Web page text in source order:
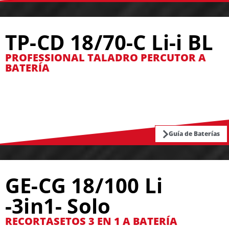
TP-CD 18/70-C Li-i BL
PROFESSIONAL TALADRO PERCUTOR A
BATERÍA
Guía de Baterías
GE-CG 18/100 Li
-3in1- Solo
RECORTASETOS 3 EN 1 A BATERÍA